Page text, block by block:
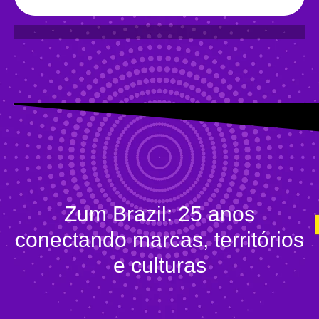
Zum Brazil: 25 anos
conectando marcas, territórios
e culturas